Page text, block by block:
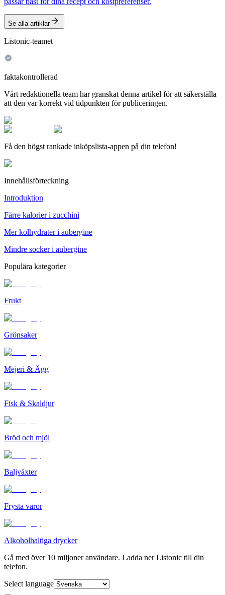
Se alla artiklar
Listonic-teamet
faktakontrollerad
Vårt redaktionella team har granskat denna artikel för att säkerställa
att den var korrekt vid tidpunkten för publiceringen.
Få den högst rankade inköpslista-appen på din telefon!
Innehållsförteckning
Introduktion
Färre kalorier i zucchini
Mer kolhydrater i aubergine
Mindre socker i aubergine
Populära kategorier
Frukt
Grönsaker
Mejeri & Ägg
Fisk & Skaldjur
Bröd och mjöl
Baljväxter
Frysta varor
Alkoholhaltiga drycker
Gå med över 10 miljoner användare. Ladda ner Listonic till din
telefon.
Select language